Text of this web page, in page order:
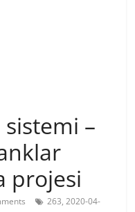
–
projesi
263, 2020-04-